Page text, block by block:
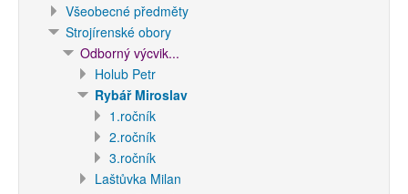
Všeobecné předměty
Strojírenské obory
Odborný výcvik...
Holub Petr
Rybář Miroslav
1.ročník
2.ročník
3.ročník
Laštůvka Milan